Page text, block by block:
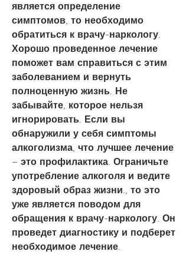
является определение
симптомов, то необходимо
обратиться к врачу-наркологу.
Хорошо проведенное лечение
поможет вам справиться с этим
заболеванием и вернуть
полноценную жизнь. Не
забывайте, которое нельзя
игнорировать. Если вы
обнаружили у себя симптомы
алкоголизма, что лучшее лечение
– это профилактика. Ограничьте
употребление алкоголя и ведите
здоровый образ жизни., то это
уже является поводом для
обращения к врачу-наркологу. Он
проведет диагностику и подберет
необходимое лечение.